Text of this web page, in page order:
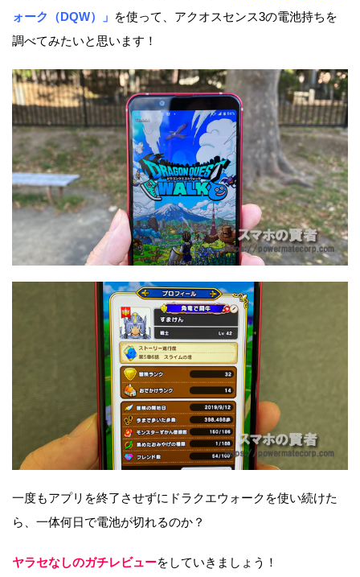
ォーク（DQW）」 を使って、アクオスセンス3の電池持ちを
調べてみたいと思います！
一度もアプリを終了させずにドラクエウォークを使い続けた
ら、一体何日で電池が切れるのか？
ヤラセなしのガチレビューをしていきましょう！